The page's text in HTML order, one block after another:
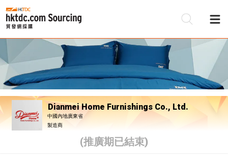
Dianmei Home Furnishings Co., Ltd.
中國內地廣東省
製造商
(推廣期已結束)